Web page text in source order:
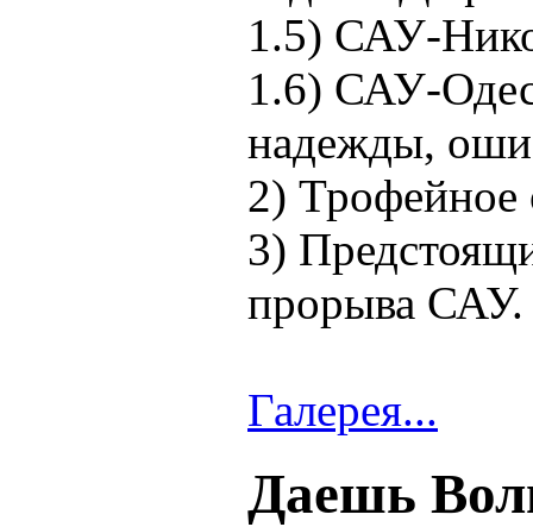
1.5) САУ-
1.6) САУ-
надежды,
2) Трофейное
3)
прорыва САУ.
Галерея...
Даешь